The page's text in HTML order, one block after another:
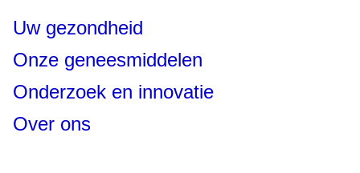
Uw gezondheid
Onze geneesmiddelen
Onderzoek en innovatie
Over ons